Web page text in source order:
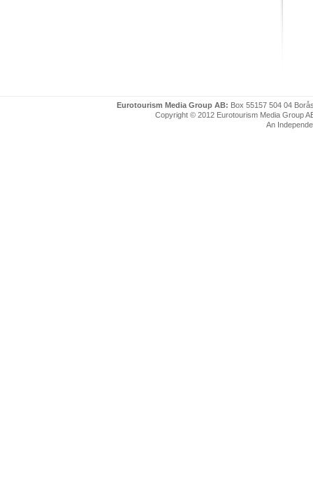
Eurotourism Media Group AB: Box 55157 504 04
Copyright © 2012 Eurotourism Media Group
An